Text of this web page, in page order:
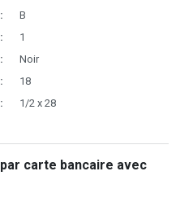
B
1
Noir
18
1/2 x 28
carte bancaire avec